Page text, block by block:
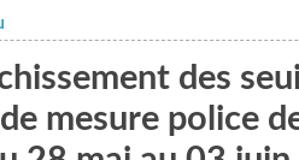
des
mesure police